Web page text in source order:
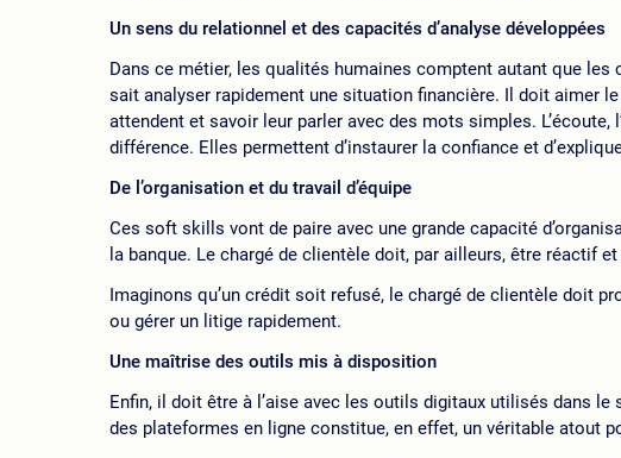
Un sens du relationnel et des capacités d’analyse développées
Dans ce métier, les qualités humaines comptent autant que
sait analyser rapidement une situation financière. Il doit aimer
attendent et savoir leur parler avec des mots simples.
différence. Elles permettent d’instaurer la confiance et
De l’organisation et du travail d’équipe
Ces soft skills vont de paire avec une grande capacité
la banque. Le chargé de clientèle doit, par ailleurs, être réactif
Imaginons qu’un crédit soit refusé, le chargé de clientèle doit
ou gérer un litige rapidement.
Une maîtrise des outils mis à disposition
Enfin, il doit être à l’aise avec les outils digitaux utilisés dans
des plateformes en ligne constitue, en effet, un véritable atout